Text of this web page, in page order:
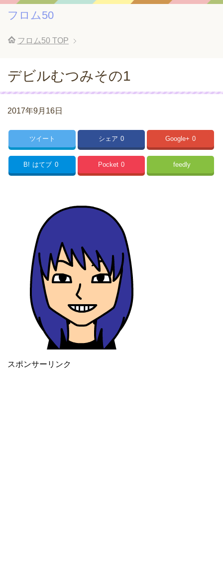
フロム50
フロム50 TOP
デビルむつみその1
2017年9月16日
ツイート シェア 0 Google+ 0
B! はてブ 0 Pocket 0 feedly
スポンサーリンク